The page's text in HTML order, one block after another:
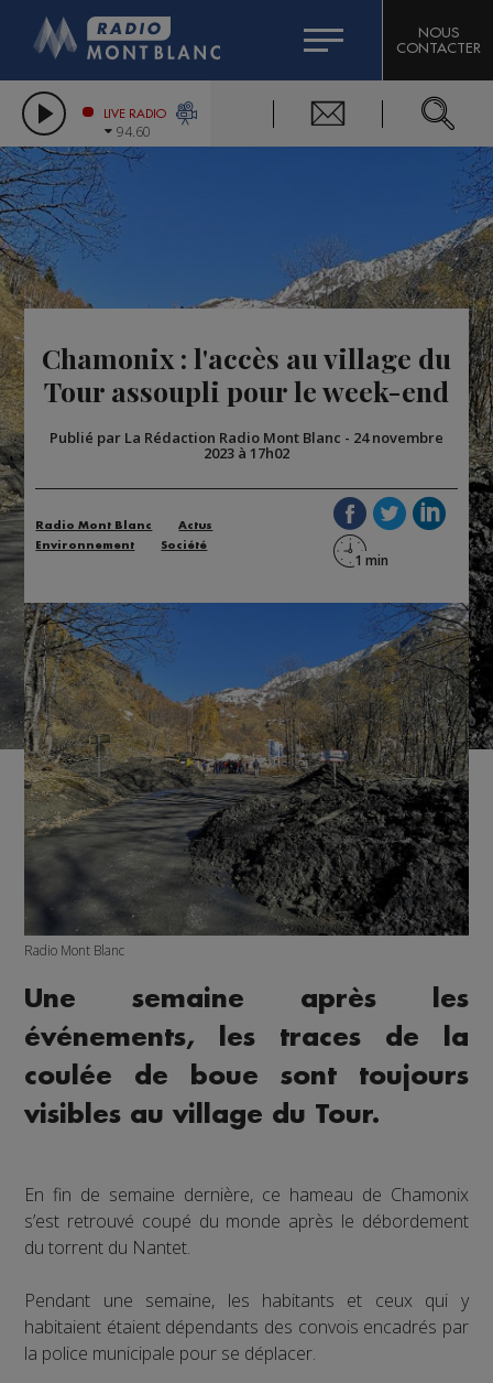
LES CHRONIQUES DE L'EXPERT
CITIZEN MACHINERY
GRAND MASSIF DOMAINES SKIABLES
COMPAGNIE DU MONT-BLANC
NOUS
CONTACTER
LIVE RADIO
94.60
Chamonix : l'accès au village du
Tour assoupli pour le week-end
Publié par La Rédaction Radio Mont Blanc - 24 novembre
2023 à 17h02
Radio Mont Blanc
Actus
Environnement
Société
Radio Mont Blanc
Une semaine après les
événements, les traces de la
coulée de boue sont toujours
visibles au village du Tour.
En fin de semaine dernière, ce hameau de Chamonix
s’est retrouvé coupé du monde après le débordement
du torrent du Nantet.
Pendant une semaine, les habitants et ceux qui y
habitaient étaient dépendants des convois encadrés par
la police municipale pour se déplacer.